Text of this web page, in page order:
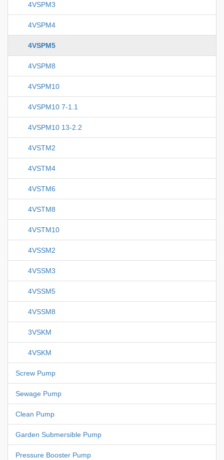
4VSPM3
4VSPM4
4VSPM5
4VSPM8
4VSPM10
4VSPM10 7-1.1
4VSPM10 13-2.2
4VSTM2
4VSTM4
4VSTM6
4VSTM8
4VSTM10
4VSSM2
4VSSM3
4VSSM5
4VSSM8
3VSKM
4VSKM
Screw Pump
Sewage Pump
Clean Pump
Garden Submersible Pump
Pressure Booster Pump